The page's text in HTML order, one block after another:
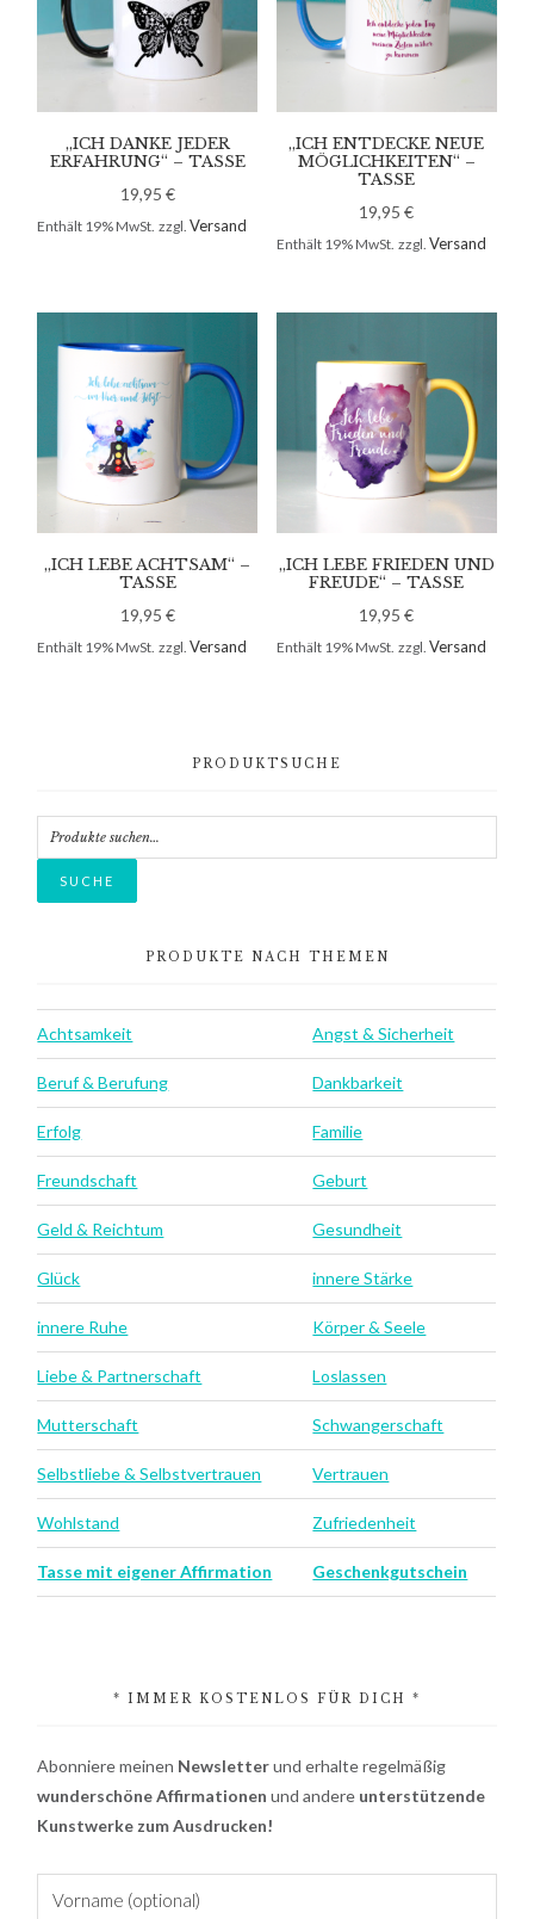
„ICH DANKE JEDER
ERFAHRUNG“ – TASSE
19,95 €
Enthält 19% MwSt. zzgl.Versand
„ICH ENTDECKE NEUE
MÖGLICHKEITEN“ –
TASSE
19,95€
Enthält 19% MwSt. zzgl. Versand
„ICH LEBE ACHTSAM“ –
TASSE
19,95 €
Enthält 19% MwSt. zzgl.Versand
„ICH LEBE FRIEDEN UND
FREUDE“ – TASSE
19,95€
Enthält 19% MwSt. zzgl. Versand
PRODUKTSUCHE
Suche
nach:
SUCHE
PRODUKTE NACH THEMEN
Achtsamkeit Angst & Sicherheit
Beruf & Berufung Dankbarkeit
Erfolg Familie
Freundschaft Geburt
Geld & Reichtum Gesundheit
Glück innere Stärke
innere Ruhe Körper & Seele
Liebe & Partnerschaft Loslassen
Mutterschaft Schwangerschaft
Selbstliebe & Selbstvertrauen Vertrauen
Wohlstand Zufriedenheit
Tasse mit eigener Affirmation Geschenkgutschein
* IMMER KOSTENLOS FÜR DICH *
Abonniere meinen Newsletterund erhalte regelmäßig
wunderschöne Affirmationen und andere unterstützende
Kunstwerke zum Ausdrucken!